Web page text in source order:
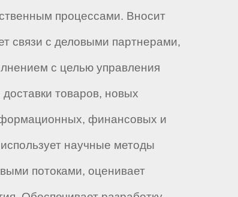
процессами. Вносит
связи с деловыми партнерами,
с целью управления
товаров, новых
финансовых и
научные методы
потоками, оценивает